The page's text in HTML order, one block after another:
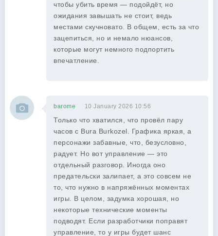
чтобы убить время — подойдёт, но
ожидания завышать не стоит, ведь
местами скучновато. В общем, есть за что
зацепиться, но и немало нюансов,
которые могут немного подпортить
впечатление.
barome 10 January 2026 10:56
Только что хватился, что провёл пару
часов с Bura Burkozel. Графика яркая, а
персонажи забавные, что, безусловно,
радует. Но вот управление — это
отдельный разговор. Иногда оно
предательски залипает, а это совсем не
то, что нужно в напряжённых моментах
игры. В целом, задумка хорошая, но
некоторые технические моменты
подводят. Если разработчики поправят
управление, то у игры будет шанс